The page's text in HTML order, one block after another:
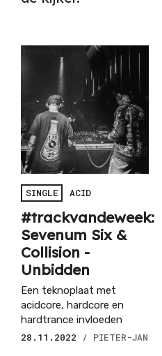
SINGLE ACID
#trackvandeweek:
Sevenum Six &
Collision -
Unbidden
Een teknoplaat met
acidcore, hardcore en
hardtrance invloeden
28.11.2022
/ PIETER-JAN